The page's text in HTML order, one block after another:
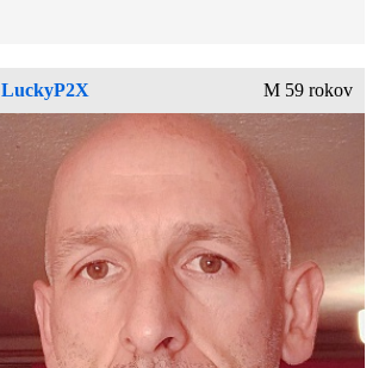
LuckyP2X M 59 rokov